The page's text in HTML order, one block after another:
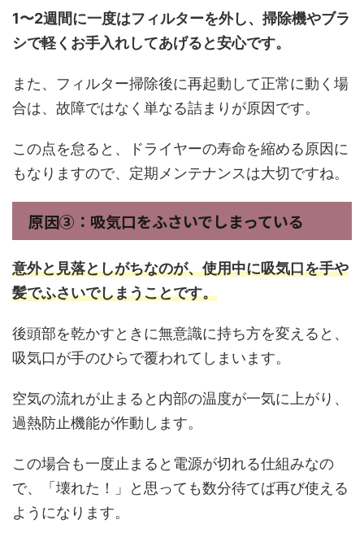
1〜2週間に一度はフィルターを外し、掃除機やブラ
シで軽くお手入れしてあげると安心です。
また、フィルター掃除後に再起動して正常に動く場
合は、故障ではなく単なる詰まりが原因です。
この点を怠ると、ドライヤーの寿命を縮める原因に
もなりますので、定期メンテナンスは大切ですね。
原因③：吸気口をふさいでしまっている
意外と見落としがちなのが、使用中に吸気口を手や
髪でふさいでしまうことです。
後頭部を乾かすときに無意識に持ち方を変えると、
吸気口が手のひらで覆われてしまいます。
空気の流れが止まると内部の温度が一気に上がり、
過熱防止機能が作動します。
この場合も一度止まると電源が切れる仕組みなの
で、「壊れた！」と思っても数分待てば再び使える
ようになります。